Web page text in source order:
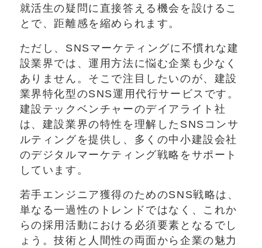
就活生の疑問に直接答える機会を設けるこ
とで、距離感を縮められます。
ただし、SNSマーケティングに不慣れな建
設業界では、運用方法に悩む企業も少なく
ありません。そこで注目したいのが、建設
業界特化型のSNS運用代行サービスです。
建設テックベンチャーのデイアライト社
は、建設業界の特性を理解したSNSコンサ
ルティングを提供し、多くの中小建設会社
のデジタルマーケティング戦略をサポート
しています。
若手エンジニア獲得のためのSNS戦略は、
単なる一過性のトレンドではなく、これか
らの採用活動における必須要素となるでし
ょう。技術と人間性の両面から企業の魅力